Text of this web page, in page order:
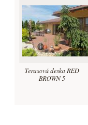
Terasová deska RED
BROWN 5